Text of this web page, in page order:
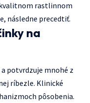
rastlinnom
následne precedtiť.
na
potvrdzuje mnohé z
ríbezle. Klinické
pôsobenia.